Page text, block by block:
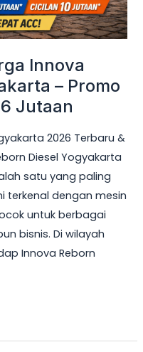
Innova
– Promo
Jutaan
2026 Terbaru &
Diesel Yogyakarta
satu yang paling
terkenal dengan mesin
untuk berbagai
bisnis. Di wilayah
Innova Reborn